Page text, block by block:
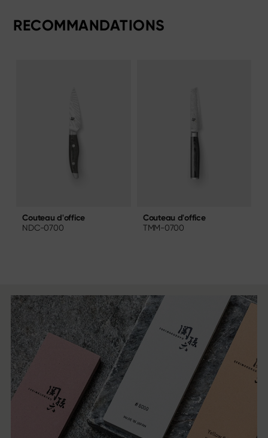
RECOMMANDATIONS
Couteau d'office
NDC-0700
Couteau d'office
TMM-0700